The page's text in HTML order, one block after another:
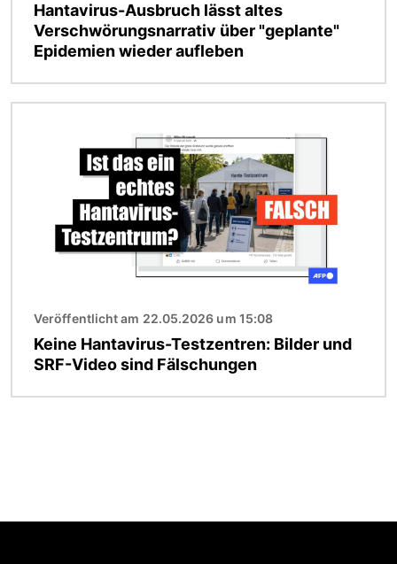
Hantavirus-Ausbruch lässt altes
Verschwörungsnarrativ über "geplante"
Epidemien wieder aufleben
Veröffentlicht am 22.05.2026 um 15:08
Keine Hantavirus-Testzentren: Bilder und
SRF-Video sind Fälschungen